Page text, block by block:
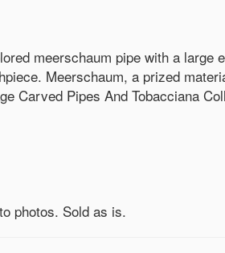
meerschaum pipe with a large
Meerschaum, a prized
Carved Pipes And Tobacciana
photos. Sold as is.